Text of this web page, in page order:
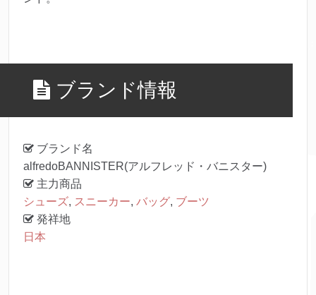
ブランド情報
ブランド名
alfredoBANNISTER(アルフレッド・バニスター)
主力商品
シューズ, スニーカー, バッグ, ブーツ
発祥地
日本